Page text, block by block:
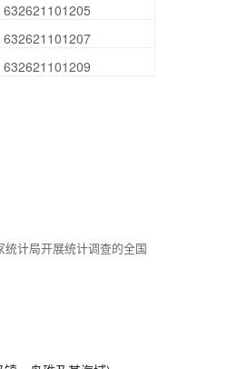
632621101205
632621101207
632621101209
计局开展统计调查的全国